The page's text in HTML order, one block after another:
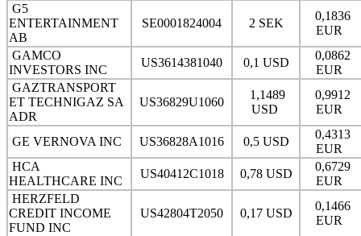
G5
ENTERTAINMENT
AB
SE0001824004 2 SEK
0,1836
EUR
GAMCO
INVESTORS INC
US3614381040 0,1 USD
0,0862
EUR
GAZTRANSPORT
ET TECHNIGAZ SA
ADR
US36829U1060
1,1489
USD
0,9912
EUR
GE VERNOVA INC US36828A1016 0,5 USD
0,4313
EUR
HCA
HEALTHCARE INC
US40412C1018 0,78 USD
0,6729
EUR
HERZFELD
CREDIT INCOME
FUND INC
US42804T2050 0,17 USD
0,1466
EUR